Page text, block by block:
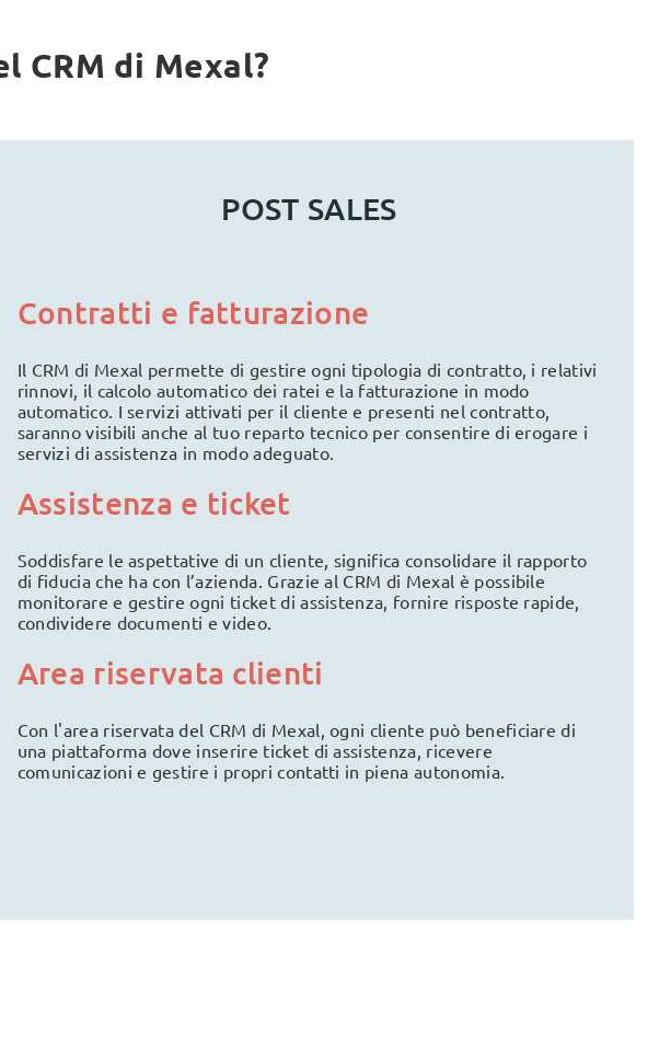
CRM di Mexal?
POST SALES
Contratti e fatturazione
Il CRM di Mexal permette di gestire ogni tipologia di contratto, i relativi
rinnovi, il calcolo automatico dei ratei e la fatturazione in modo
automatico. I servizi attivati per il cliente e presenti nel contratto,
saranno visibili anche al tuo reparto tecnico per consentire di erogare i
servizi di assistenza in modo adeguato.
Assistenza e ticket
Soddisfare le aspettative di un cliente, significa consolidare il rapporto
di fiducia che ha con l’azienda. Grazie al CRM di Mexal è possibile
monitorare e gestire ogni ticket di assistenza, fornire risposte rapide,
condividere documenti e video.
Area riservata clienti
Con l'area riservata del CRM di Mexal, ogni cliente può beneficiare di
una piattaforma dove inserire ticket di assistenza, ricevere
comunicazioni e gestire i propri contatti in piena autonomia.